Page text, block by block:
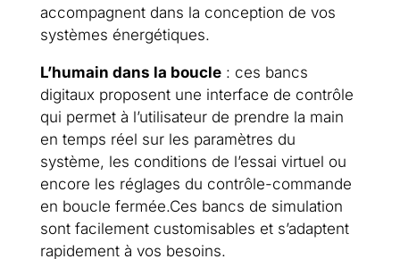
accompagnent dans la conception de vos
systèmes énergétiques.
L’humain dans la boucle: ces bancs
digitaux proposent une interface de contrôle
qui permet à l’utilisateur de prendre la main
en temps réel sur les paramètres du
système, les conditions de l’essai virtuel ou
encore les réglages du contrôle-commande
en boucle fermée.Ces bancs de simulation
sont facilement customisables et s’adaptent
rapidement à vos besoins.